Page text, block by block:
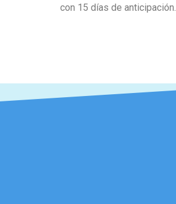
con 15 días de anticipación.